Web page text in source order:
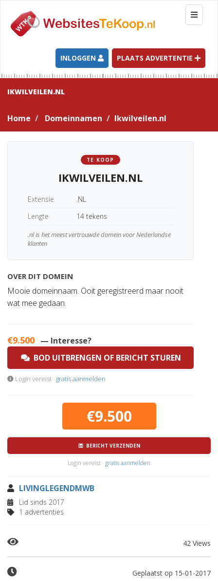
T
o
g
l
e
n
a
t
INLOGGEN PLAATS ADVERTENTIE
IKWILVEILEN.NL
Home Domeinnamen Ikwilveilen.nl
TE KOOP
IKWILVEILEN.NL
Extensie
.NL
Lengte
14 tekens
.nl is het meest vertrouwde domein voor Nederlandse
klanten
OVER DIT DOMEIN
Mooie domeinnaam. Ooit geregistreerd maar nooit
wat mee gedaan.
€9.500 — Interesse?
BOD UITBRENGEN OF BERICHT STUREN
Login vereist · gratis aanmelden
€9.500
BERICHT VERZENDEN
Login vereist · gratis aanmelden
LIVINGLEGENDMWB
Lid sinds 2017
1 advertenties
42 Views
Geplaatst op 15-01-2017